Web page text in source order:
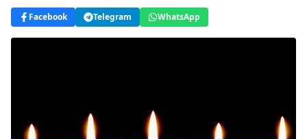
Facebook Telegram WhatsApp